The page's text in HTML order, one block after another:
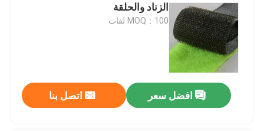
الزناد والحلقة
MOQ：100 لفات
افضل سعر اتصل بنا